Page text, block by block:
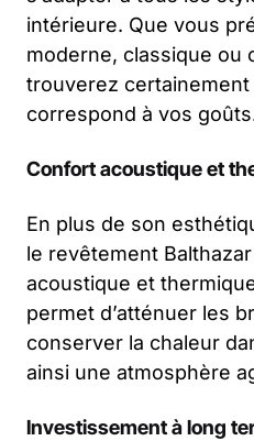
intérieure. Que vous
moderne, classique ou
trouverez
correspond à vos
Confort acoustique et
En plus de son
le revêtement
acoustique et
permet d’atténuer les
conserver la chaleur
ainsi une atmosphère
Investissement à long